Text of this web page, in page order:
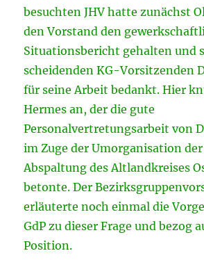
besuchten JHV hatte zunächst
den Vorstand den
Situationsbericht gehalten und
scheidenden KG-Vorsitzenden
für seine Arbeit bedankt. Hier
Hermes an, der die gute
Personalvertretungsarbeit von
im Zuge der Umorganisation
Abspaltung des Altlandkreises
betonte. Der
erläuterte noch einmal die
GdP zu dieser Frage und bezog
Position.